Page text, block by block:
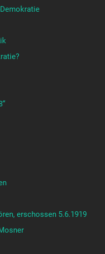
erschossen 5.6.1919